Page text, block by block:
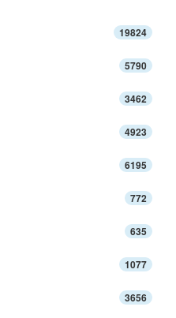
19824
5790
3462
4923
6195
772
635
1077
3656